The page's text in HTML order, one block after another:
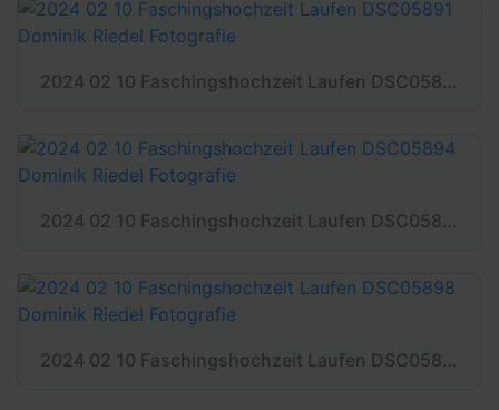
2024 02 10 Faschingshochzeit Laufen DSC05891 Dominik Riedel Fotografie
2024 02 10 Faschingshochzeit Laufen DSC05894 Dominik Riedel Fotografie
2024 02 10 Faschingshochzeit Laufen DSC05898 Dominik Riedel Fotografie